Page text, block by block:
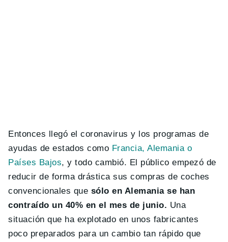
Entonces llegó el coronavirus y los programas de
ayudas de estados como Francia, Alemania o
Países Bajos, y todo cambió. El público empezó de
reducir de forma drástica sus compras de coches
convencionales que sólo en Alemania se han
contraído un 40% en el mes de junio. Una
situación que ha explotado en unos fabricantes
poco preparados para un cambio tan rápido que